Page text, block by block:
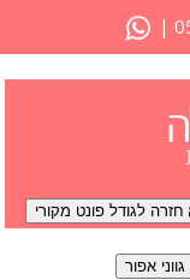
|
חזרה לגודל פונט מקורי
גווני אפור